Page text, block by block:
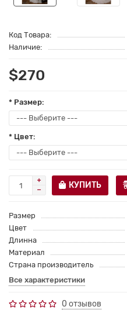
Код Товара:
Наличие:
$270
* Размер:
* Цвет:
КУПИТЬ
Размер
Цвет
Длинна
Материал
Страна производитель
Все характеристики
0 отзывов